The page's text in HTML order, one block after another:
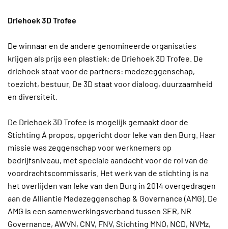
Driehoek 3D Trofee
De winnaar en de andere genomineerde organisaties
krijgen als prijs een plastiek: de Driehoek 3D Trofee. De
driehoek staat voor de partners: medezeggenschap,
toezicht, bestuur. De 3D staat voor dialoog, duurzaamheid
en diversiteit.
De Driehoek 3D Trofee is mogelijk gemaakt door de
Stichting À propos, opgericht door Ieke van den Burg. Haar
missie was zeggenschap voor werknemers op
bedrijfsniveau, met speciale aandacht voor de rol van de
voordrachtscommissaris. Het werk van de stichting is na
het overlijden van Ieke van den Burg in 2014 overgedragen
aan de Alliantie Medezeggenschap & Governance (AMG). De
AMG is een samenwerkingsverband tussen SER, NR
Governance, AWVN, CNV, FNV, Stichting MNO, NCD, NVMz,